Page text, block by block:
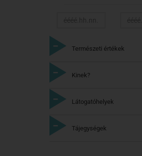
Természeti értékek
Kinek?
Látogatóhelyek
Tájegységek